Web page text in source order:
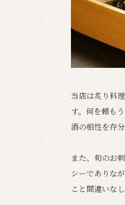
当店は炙り料
す。何を頼も
酒の相性を存
また、旬のお
シーでありな
こと間違いなし